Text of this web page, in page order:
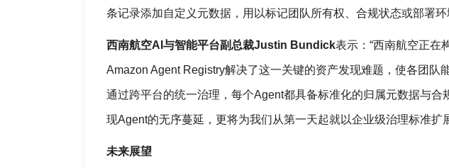
条记录添加自定义元数据，用以标记团队所有权、合规状态或部署环
西南航空AI与智能平台副总裁Justin Bundick表示：“西南航空正在
Amazon Agent Registry解决了这一关键的资产发现难题，使各团队
通过跨平台的统一治理，每个Agent都具备标准化的归属元数据与
现Agent的无序蔓延，更将为我们从第一天起就以企业级治理标准扩
未来展望